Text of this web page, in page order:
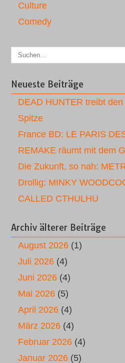
Culture
Comedy
Neueste Beiträge
DEAD HUNTER treibt
Spitze
France BD: LE PARIS
REMAKE räumt mit dem
Die Zukunft, so nah:
Drollig: MINKY
CALLED CTHULHU
Archiv älterer Beiträge
August 2026 (1)
Juli 2026 (4)
Juni 2026 (4)
Mai 2026 (5)
April 2026 (4)
März 2026 (4)
Februar 2026 (4)
Januar 2026 (5)